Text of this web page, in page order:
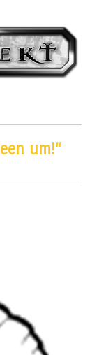
um!“